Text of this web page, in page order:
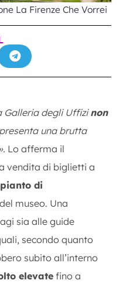
La Firenze Che Vorrei
Galleria degli Uffizinon
una brutta
Lo afferma il
vendita di biglietti a
di
museo. Una
sia alle guide
secondo quanto
subito all’interno
elevatefino a